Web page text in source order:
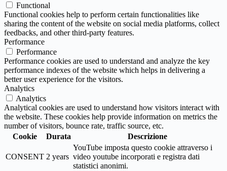
Functional
Functional cookies help to perform certain functionalities like
sharing the content of the website on social media platforms, collect
feedbacks, and other third-party features.
Performance
Performance
Performance cookies are used to understand and analyze the key
performance indexes of the website which helps in delivering a
better user experience for the visitors.
Analytics
Analytics
Analytical cookies are used to understand how visitors interact with
the website. These cookies help provide information on metrics the
number of visitors, bounce rate, traffic source, etc.
Cookie
Durata Descrizione
CONSENT 2 years
YouTube imposta questo cookie attraverso i
video youtube incorporati e registra dati
statistici anonimi.